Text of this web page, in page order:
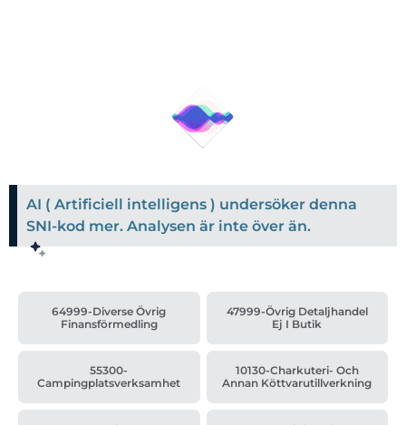
AI ( Artificiell intelligens ) undersöker denna
SNI-kod mer. Analysen är inte över än.
64999-Diverse Övrig
Finansförmedling
47999-Övrig Detaljhandel
Ej I Butik
55300-
Campingplatsverksamhet
10130-Charkuteri- Och
Annan Köttvarutillverkning